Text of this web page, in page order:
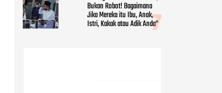
Bukan Robot! Bagaimana
Jika Mereka itu Ibu, Anak,
Istri, Kakak atau Adik Anda"